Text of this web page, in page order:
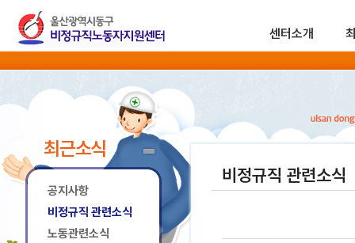
센터소개
최근소식
공지사항
비정규직 관련소식
노동관련소식
비정규직 관련소식